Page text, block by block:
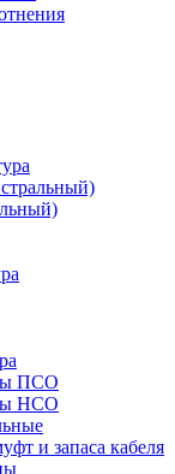
ПСО
НСО
и запаса кабеля